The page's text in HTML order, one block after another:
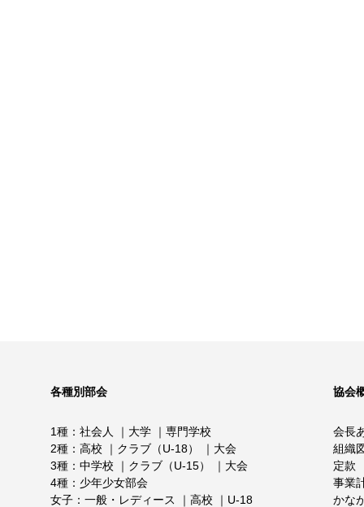
各種別部会
1種 社会人 大学
専門学校
2種
高校 クラブ（U-18）
大会
3種
中学校 クラブ（U-15）
大会
4種
少年少女部会
女子
一般・レディース 高校 U-18
協会
会長
組織
定款
事業
かな